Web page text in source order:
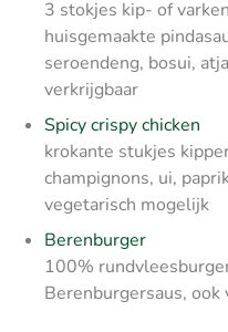
3 stokjes kip- of
huisgemaakte
seroendeng, bosui,
verkrijgbaar
Spicy crispy chicken
krokante stukjes
champignons, ui,
vegetarisch mogelijk
Berenburger
100%
Berenburgersaus,